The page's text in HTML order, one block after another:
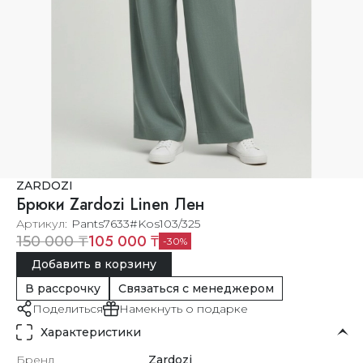
ZARDOZI
Брюки Zardozi Linen Лен
Артикул Pants7633#Kos103/325
150 000 ₸105 000 ₸ 30
Добавить в корзину
В рассрочку
Связаться с менеджером
Поделиться
Намекнуть о подарке
Характеристики
Бренд
Zardozi